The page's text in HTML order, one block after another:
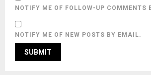
NOTIFY ME OF FOLLOW-UP COMMENTS
NOTIFY ME OF NEW POSTS BY EMAIL.